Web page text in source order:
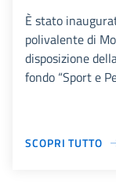
È stato
polivalente di
disposizione
fondo “Sport e
SCOPRI TUTTO